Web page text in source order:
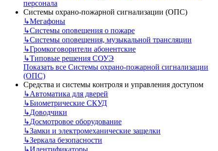
персонала
Системы охрано-пожарной сигнализации (ОПС)
↳Мегафоны
↳Системы оповещения о пожаре
↳Системы оповещения, музыкальной трансляции
↳Громкоговорители абонентские
↳Типовые решения СОУЭ
Показать все Системы охрано-пожарной сигнализации
(ОПС)
Средства и системы контроля и управления доступом
↳Автоматика для дверей
↳Биометрические СКУД
↳Доводчики
↳Досмотровое оборудование
↳Замки и электромеханические защелки
↳Зеркала безопасности
↳Идентификаторы